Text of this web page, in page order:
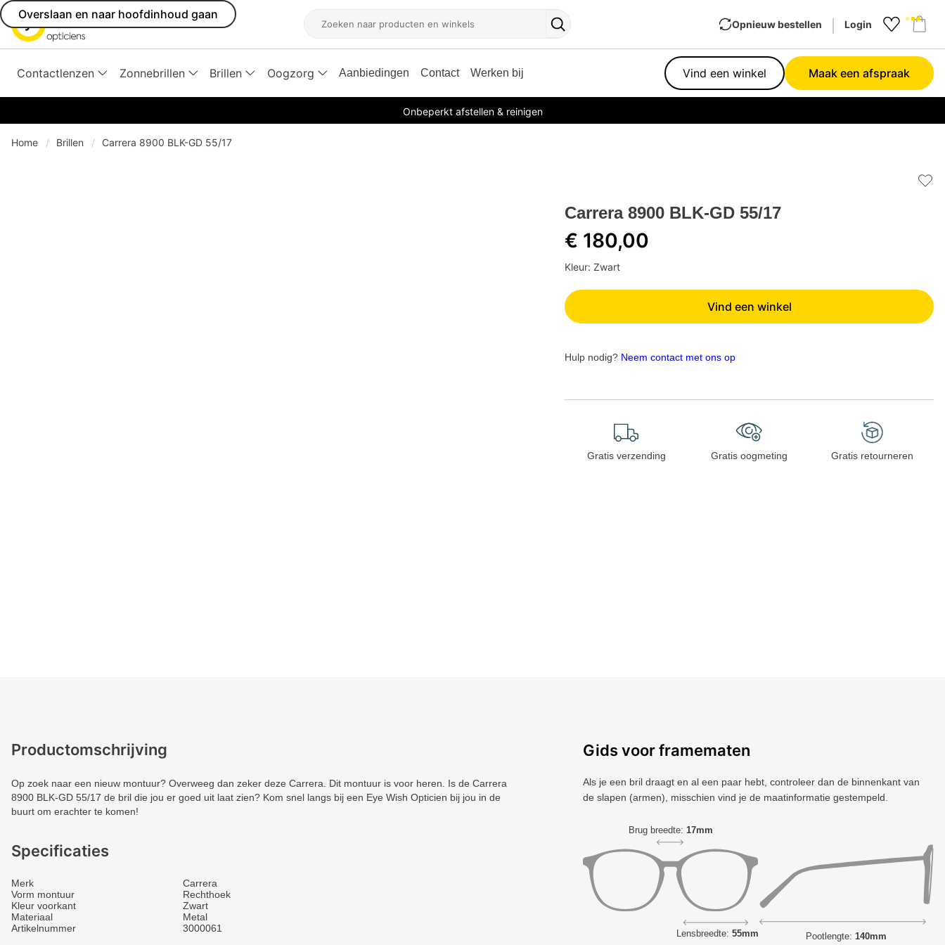
Overslaan en naar hoofdinhoud gaan
Zoeken
Zoekknop
Opnieuw bestellen Login
Contactlenzen Zonnebrillen Brillen Oogzorg Aanbiedingen Contact Werken bij Vind een winkel Maak een afspraak
Onbeperkt afstellen & reinigen
Home Brillen Carrera 8900 BLK-GD 55/17
Carrera 8900 BLK-GD 55/17
€ 180,00
Kleur: Zwart
Vind een winkel
Hulp nodig? Neem contact met ons op
Gratis verzending Gratis oogmeting Gratis retourneren
Productomschrijving
Op zoek naar een nieuw montuur? Overweeg dan zeker deze Carrera. Dit montuur is voor heren. Is de Carrera
8900 BLK-GD 55/17 de bril die jou er goed uit laat zien? Kom snel langs bij een Eye Wish Opticien bij jou in de
buurt om erachter te komen!
Specificaties
Merk
Carrera
Vorm montuur
Rechthoek
Kleur voorkant
Zwart
Materiaal
Metal
Artikelnummer
3000061
Gids voor framematen
Als je een bril draagt ​​en al een paar hebt, controleer dan de binnenkant van
de slapen (armen), misschien vind je de maatinformatie gestempeld.
Brug breedte: 17mm
Lensbreedte: 55mm Pootlengte: 140mm